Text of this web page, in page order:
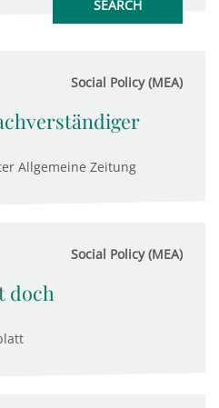
Social Policy (MEA)
Allgemeine Zeitung
Social Policy (MEA)
doch